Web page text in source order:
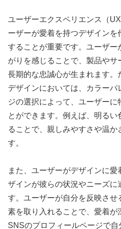
ユーザーエクスペリエンス（
ーザーが愛着を持つデザインを
することが重要です。ユーザー
がりを感じることで、製品やサ
長期的な忠誠心が生まれます
デザインにおいては、カラー
ジの選択によって、ユーザーに
とができます。例えば、明る
ることで、親しみやすさや温か
す。
また、ユーザーがデザインに
ザインが彼らの状況やニーズ
す。ユーザーが自分を反映さ
素を取り入れることで、愛着が
SNSのプロフィールページで自